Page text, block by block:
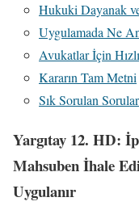
Hukuki Dayanak ve
Uygulamada Ne
Avukatlar İçin
Kararın Tam Metni
Sık Sorulan Sorular
Yargıtay 12. HD:
Mahsuben İhale
Uygulanır